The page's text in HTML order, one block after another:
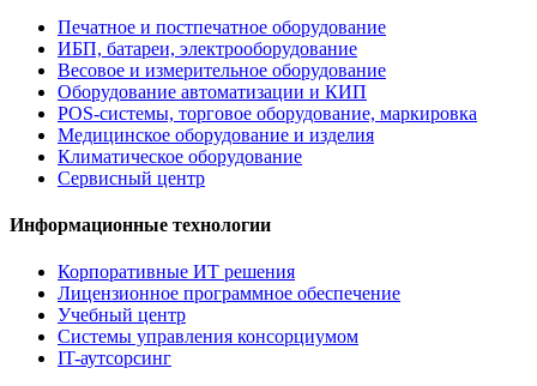
Печатное и постпечатное оборудование
ИБП, батареи, электрооборудование
Весовое и измерительное оборудование
Оборудование автоматизации и КИП
POS-системы, торговое оборудование, маркировка
Медицинское оборудование и изделия
Климатическое оборудование
Сервисный центр
Информационные технологии
Корпоративные ИТ решения
Лицензионное программное обеспечение
Учебный центр
Системы управления консорциумом
IT-аутсорсинг